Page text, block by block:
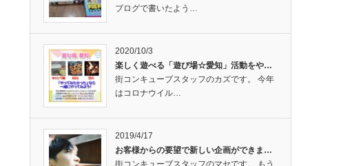
ブログで書いたよう…
2020/10/3
楽しく遊べる「遊び場☆愛知」活動をや…
街コンキューブスタッフのカズです。 今年
はコロナウイル…
2019/4/17
お客様からの要望で新しい企画ができま…
街コンキューブスタッフのマセです。 もう